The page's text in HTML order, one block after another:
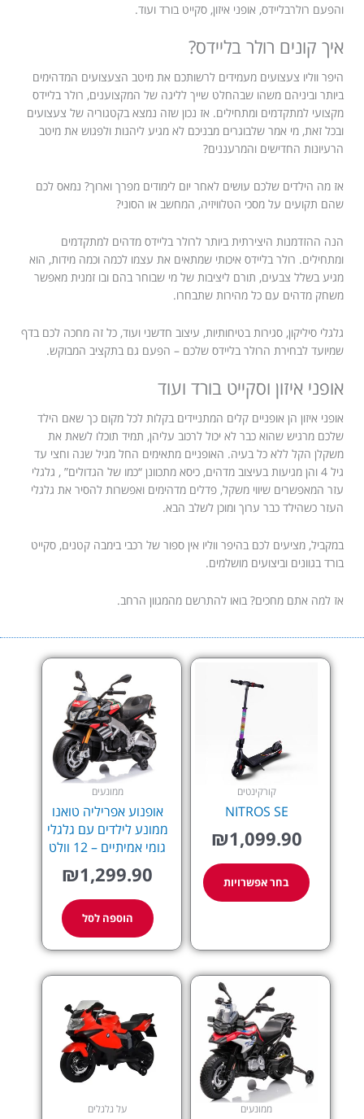
והפעם רולרבליידס, אופני איזון, סקייט בורד ועוד.
איך קונים רולר בליידס?
היפר ווליו צעצועים מעמידים לרשותכם את מיטב הצעצועים המדהימים
ביותר וביניהם משהו שבהחלט שייך לליגה של המקצוענים, רולר בליידס
מקצועי למתקדמים ומתחילים. אז נכון שזה נמצא בקטגוריה של צעצועים
ובכל זאת, מי אמר שלבוגרים מבניכם לא מגיע ליהנות ולפגוש את מיטב
הרעיונות החדישים והמרעננים?
אז מה הילדים שלכם עושים לאחר יום לימודים מפרך וארוך? נמאס לכם
שהם תקועים על מסכי הטלוויזיה, המחשב או הסוני?
הנה ההזדמנות היצירתית ביותר לרולר בליידס מדהים למתקדמים
ומתחילים. רולר בליידס איכותי שמתאים את עצמו לכמה וכמה מידות, הוא
מגיע בשלל צבעים, תורם ליציבות של מי שבוחר בהם ובו זמנית מאפשר
משחק מדהים עם כל מהירות שתבחרו.
גלגלי סיליקון, סגירות בטיחותיות, עיצוב חדשני ועוד, כל זה מחכה לכם בדף
שמיועד לבחירת הרולר בליידס שלכם – הפעם גם בתקציב המבוקש.
אופני איזון וסקייט בורד ועוד
אופני איזון הן אופניים קלים המתניידים בקלות לכל מקום כך שאם הילד
שלכם מרגיש שהוא כבר לא יכול לרכוב עליהן, תמיד תוכלו לשאת את
משקלן הקל ללא כל בעיה. האופניים מתאימים החל מגיל שנה וחצי עד
גיל 4 והן מגיעות בעיצוב מדהים, כיסא מתכוונן “כמו של הגדולים” , גלגלי
עזר המאפשרים שיווי משקל, פדלים מדהימים ואפשרות להסיר את גלגלי
העזר כשהילד כבר ערוך ומוכן לשלב הבא.
במקביל, מציעים לכם בהיפר ווליו אין ספור של רכבי בימבה קטנים, סקייט
בורד בגוונים וביצועים מושלמים.
אז למה אתם מחכים? בואו להתרשם מהמגוון הרחב.
קורקינטים
NITROS SE
₪1,099.90
בחר אפשרויות
למוצר
האפשרויות
ממונעים
אופנוע אפריליה טואנו
ממונע לילדים עם גלגלי
גומי אמיתיים – 12 וולט
₪1,299.90
הוספה לסל
ממונעים על גלגלים